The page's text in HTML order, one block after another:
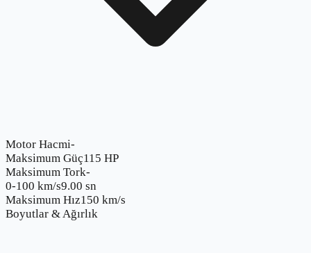
Motor Hacmi-
Maksimum Güç115 HP
Maksimum Tork-
0-100 km/s9.00 sn
Maksimum Hız150 km/s
Boyutlar & Ağırlık